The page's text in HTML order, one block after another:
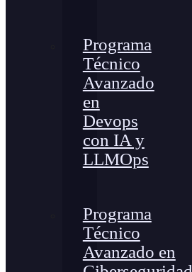
Programa
Técnico
Avanzado
en
Devops
con IA y
LLMOps
Programa
Técnico
Avanzado en